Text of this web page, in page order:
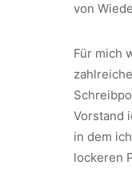
von
Für mich
Vorstand
in dem
lockeren